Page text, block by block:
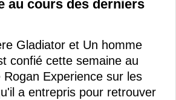
au cours des derniers
Gladiator et Un homme
confié cette semaine au
Rogan Experience sur les
a entrepris pour retrouver